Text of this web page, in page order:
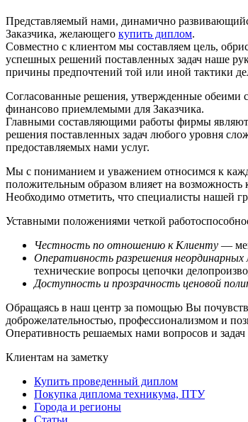
Представляемый нами, динамично
Заказчика, желающего купить диплом.
Совместно с клиентом мы составляем цель,
успешных решений поставленных задач наше
причины предпочтений той или иной тактики
Согласованные решения, утвержденные обеими
финансово приемлемыми для Заказчика.
Главными составляющими работы фирмы
решения поставленных задач любого уровня
предоставляемых нами услуг.
Мы с пониманием и уважением относимся к
положительным образом влияет на возможность
Необходимо отметить, что специалисты нашей
Уставными положениями четкой
Честность по отношению к Клиенту —
Оперативность разрешения неординарных
технические вопросы цепочки
Доступность и прозрачность ценовой
Обращаясь в наш центр за помощью Вы
доброжелательностью, профессионализмом и
Оперативность решаемых нами вопросов и
Клиентам на заметку
Купить проведенный диплом
Покупка диплома техникума, ПТУ
Города и регионы
Статьи